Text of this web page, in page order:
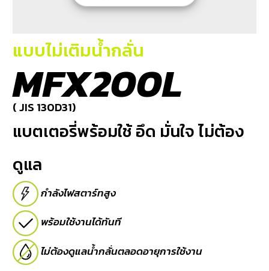
แบตเตอรี่
ข่าว
เเละ
กิจกรรม
ร่วม
กับ
ติดต่อ
เรา
E-
BUSINESS
แบบไม่เติมน้ำกลั่น
MFX200L
( JIS 130D31)
แบตเตอรี่พร้อมใช้ อึด มั่นใจ ไม่ต้อง
ดูแล
กำลังไฟสตาร์ทสูง
พร้อมใช้งานได้ทันที
ไม่ต้องดูแลน้ำกลั่นตลอดอายุการใช้งาน